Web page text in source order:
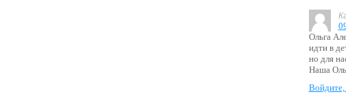
Ольга
идти в
но для
Наша
Войдите,